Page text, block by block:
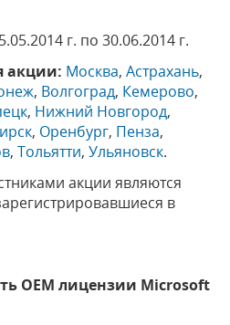
г. по 30.06.2014 г.
акции: Москва, Астрахань,
, Волгоград, Кемерово,
, Нижний Новгород,
, Оренбург, Пенза,
, Тольятти, Ульяновск.
акции являются
в
OEM лицензии Microsoft